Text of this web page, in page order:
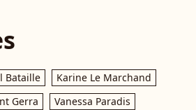
Bataille
Karine Le Marchand
Gerra
Vanessa Paradis